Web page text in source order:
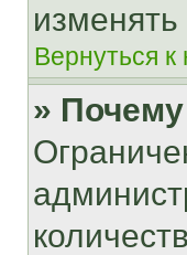
Вернуться к
»